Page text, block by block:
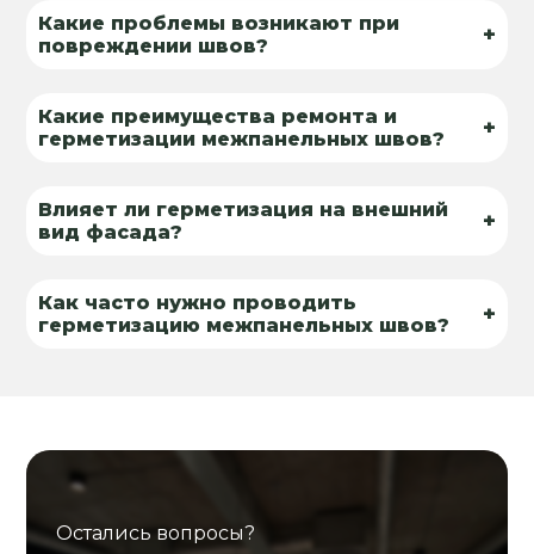
Какие проблемы возникают при
повреждении швов?
+
Какие преимущества ремонта и
герметизации межпанельных швов?
+
Влияет ли герметизация на внешний
вид фасада?
+
Как часто нужно проводить
герметизацию межпанельных швов?
+
Остались вопросы?